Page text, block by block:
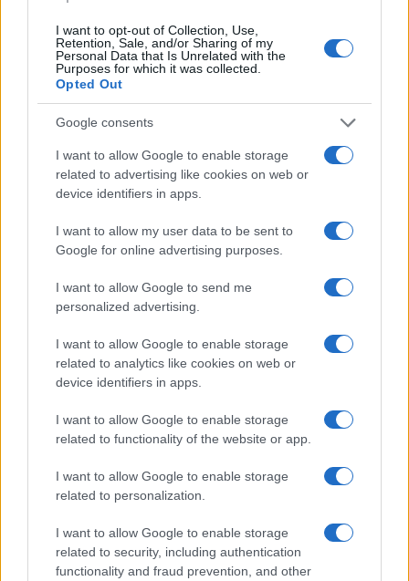
I want to opt-out of Collection, Use,
Retention, Sale, and/or Sharing of my
Personal Data that Is Unrelated with the
Purposes for which it was collected.
Opted Out
Google consents
I want to allow Google to enable storage
related to advertising like cookies on web or
device identifiers in apps.
I want to allow my user data to be sent to
Google for online advertising purposes.
I want to allow Google to send me
personalized advertising.
I want to allow Google to enable storage
related to analytics like cookies on web or
device identifiers in apps.
I want to allow Google to enable storage
related to functionality of the website or app.
I want to allow Google to enable storage
related to personalization.
I want to allow Google to enable storage
related to security, including authentication
functionality and fraud prevention, and other
Paolo Pinna
Martina Agostina Diturco
I nostri cari
I nostri cari
I nostri cari